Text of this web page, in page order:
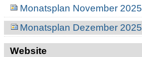
Monatsplan November 2025
Monatsplan Dezember 2025
Website